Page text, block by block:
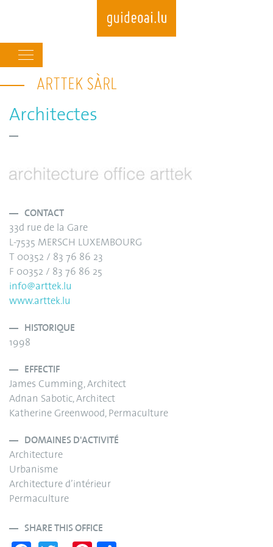
navigation
ARTTEK SÀRL
Architectes
CONTACT
33d rue de la Gare
L-7535 MERSCH LUXEMBOURG
T 00352 / 83 76 86 23
F 00352 / 83 76 86 25
info@arttek.lu
www.arttek.lu
HISTORIQUE
1998
EFFECTIF
James Cumming, Architect
Adnan Sabotic, Architect
Katherine Greenwood, Permaculture
DOMAINES D'ACTIVITÉ
Architecture
Urbanisme
Architecture d’intérieur
Permaculture
SHARE THIS OFFICE